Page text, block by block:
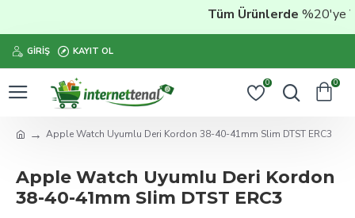
Tüm Ürünlerde%20'ye
GIRIŞ KAYIT OL
0 0
Apple Watch Uyumlu Deri Kordon 38-40-41mm Slim DTST ERC3
Apple Watch Uyumlu Deri Kordon
38-40-41mm Slim DTST ERC3